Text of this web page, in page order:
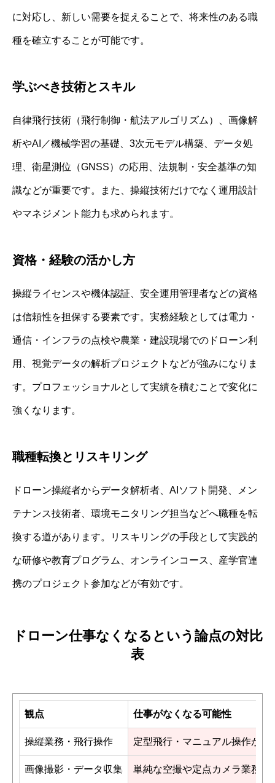
に対応し、新しい需要を捉えることで、将来性のある職
種を確立することが可能です。
学ぶべき技術とスキル
自律飛行技術（飛行制御・航法アルゴリズム）、画像解
析やAI／機械学習の基礎、3次元モデル構築、データ処
理、衛星測位（GNSS）の応用、法規制・安全基準の知
識などが重要です。また、操縦技術だけでなく運用設計
やマネジメント能力も求められます。
資格・経験の活かし方
操縦ライセンスや機体認証、安全運用管理者などの資格
は信頼性を担保する要素です。実務経験としては電力・
通信・インフラの点検や農業・建設現場でのドローン利
用、視覚データの解析プロジェクトなどが強みになりま
す。プロフェッショナルとして実績を積むことで変化に
強くなります。
職種転換とリスキリング
ドローン操縦者からデータ解析者、AIソフト開発、メン
テナンス技術者、環境モニタリング担当などへ職種を転
換する道があります。リスキリングの手段として実践的
な研修や教育プログラム、オンラインコース、産学官連
携のプロジェクト参加などが有効です。
ドローン仕事なくなるという論点の対比
表
観点 仕事がなくなる可能性
操縦業務・飛行操作 定型飛行・マニュアル操作が
画像撮影・データ収集 単純な空撮や定点カメラ業務は